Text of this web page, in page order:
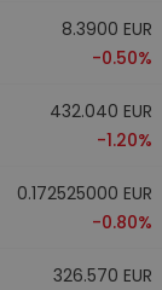
8.3900 EUR
-0.50%
432.040 EUR
-1.20%
0.172525000 EUR
-0.80%
326.570 EUR